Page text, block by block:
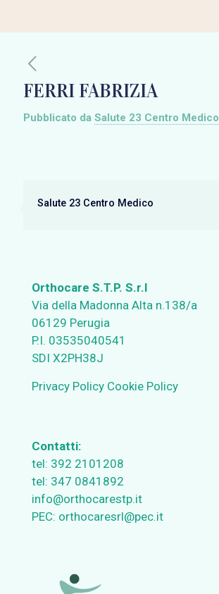
FERRI FABRIZIA
Pubblicato da Salute 23 Centro Medico
Salute 23 Centro Medico
Orthocare S.T.P. S.r.l
Via della Madonna Alta n.138/a
06129 Perugia
P.I. 03535040541
SDI X2PH38J
Privacy Policy Cookie Policy
Contatti:
tel: 392 2101208
tel: 347 0841892
info@orthocarestp.it
PEC: orthocaresrl@pec.it